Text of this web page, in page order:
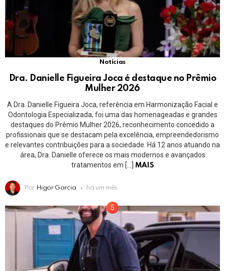
Notícias
Dra. Danielle Figueira Joca é destaque no Prêmio
Mulher 2026
A Dra. Danielle Figueira Joca, referência em Harmonização Facial e
Odontologia Especializada, foi uma das homenageadas e grandes
destaques do Prêmio Mulher 2026, reconhecimento concedido a
profissionais que se destacam pela excelência, empreendedorismo
e relevantes contribuições para a sociedade. Há 12 anos atuando na
área, Dra. Danielle oferece os mais modernos e avançados
tratamentos em […]
MAIS
Por Higor Garcia há um mês